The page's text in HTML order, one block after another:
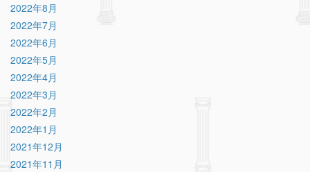
2022年8月
2022年7月
2022年6月
2022年5月
2022年4月
2022年3月
2022年2月
2022年1月
2021年12月
2021年11月